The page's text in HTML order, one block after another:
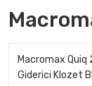
Macromax Quiq
Giderici Klozet